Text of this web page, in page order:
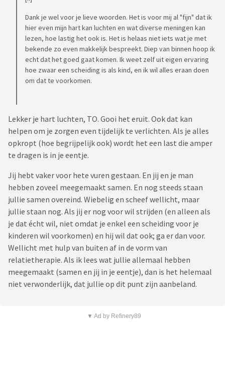
Dank je wel voor je lieve woorden. Het is voor mij al "fijn" dat ik
hier even mijn hart kan luchten en wat diverse meningen kan
lezen, hoe lastig het ook is. Het is helaas niet iets wat je met
bekende zo even makkelijk bespreekt. Diep van binnen hoop ik
echt dat het goed gaat komen. Ik weet zelf uit eigen ervaring
hoe zwaar een scheiding is als kind, en ik wil alles eraan doen
om dat te voorkomen.
Lekker je hart luchten, TO. Gooi het eruit. Ook dat kan
helpen om je zorgen even tijdelijk te verlichten. Als je alles
opkropt (hoe begrijpelijk ook) wordt het een last die amper
te dragen is in je eentje.
Jij hebt vaker voor hete vuren gestaan. En jij en je man
hebben zoveel meegemaakt samen. En nog steeds staan
jullie samen overeind. Wiebelig en scheef wellicht, maar
jullie staan nog. Als jij er nog voor wil strijden (en alleen als
je dat écht wil, niet omdat je enkel een scheiding voor je
kinderen wil voorkomen) en hij wil dat ook; ga er dan voor.
Wellicht met hulp van buiten af in de vorm van
relatietherapie. Als ik lees wat jullie allemaal hebben
meegemaakt (samen en jij in je eentje), dan is het helemaal
niet verwonderlijk, dat jullie op dit punt zijn aanbeland.
▼ Ad by Refinery89